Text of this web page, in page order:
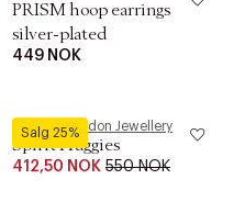
PRISM hoop earrings
silver-plated
449 NOK
Salg 25%
Pernille Corydon Jewellery
Spirit Huggies
412,50 NOK 550 NOK